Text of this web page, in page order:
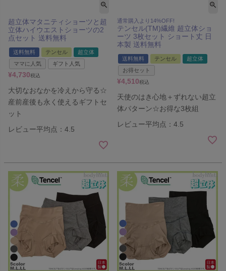
超立体マタニティショーツと超
立体ハイウエストショーツの2
点セット 送料無料
送料無料 テンセル
超立体
ママに人気
ギフト人気
¥4,730税込
大切なおなかを冷えから守る☆
産前産後も永く使えるギフトセ
ット
レビュー平均点：4.5
通常購入より14%OFF!
テンセル(TM)繊維 超立体ショ
ーツ 3枚セット ショート丈 日
本製 送料無料
送料無料 テンセル
超立体
お得セット
¥4,510税込
天使のはき心地＋ずれない超立
体パターン☆お得な3枚組
レビュー平均点：4.5